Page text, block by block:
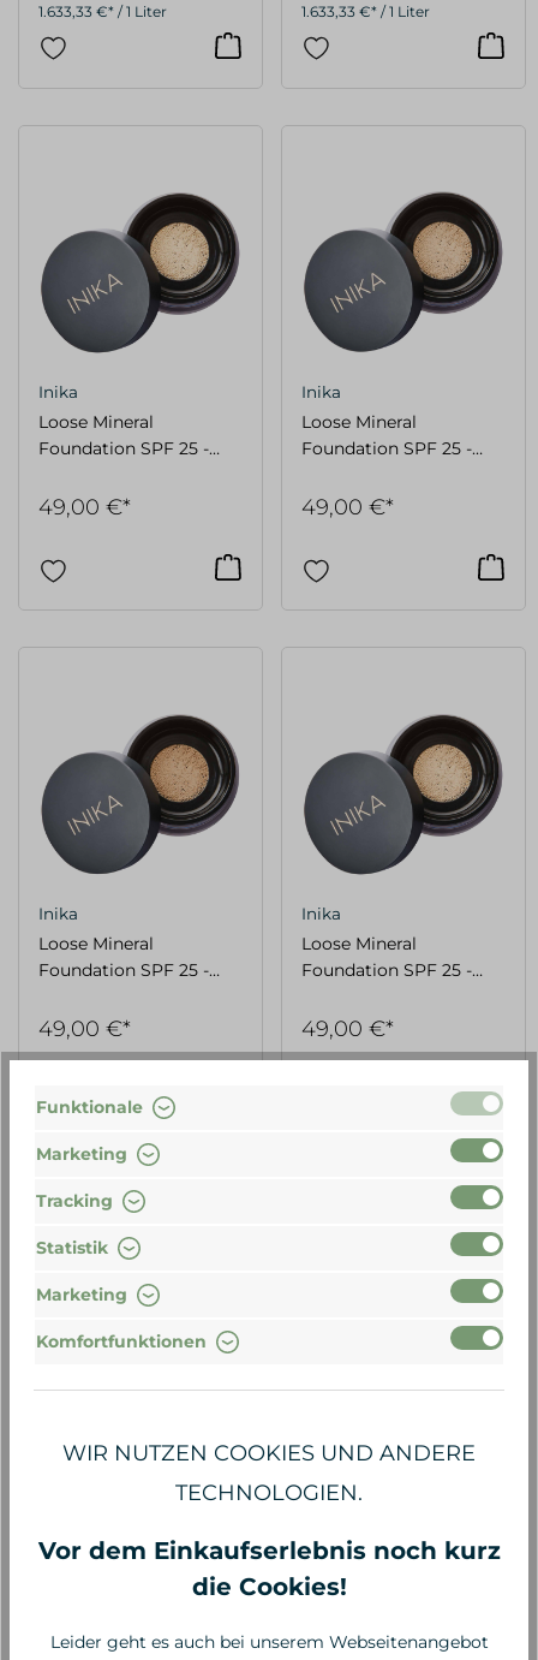
1.633,33 €* / 1 Liter 1.633,33 €* / 1 Liter
Inika
Loose Mineral
Foundation SPF 25 -
49,00 €*
Inika
Loose Mineral
Foundation SPF 25 -
49,00 €*
Inika
Loose Mineral
Foundation SPF 25 -
49,00 €*
Inika
Loose Mineral
Foundation SPF 25 -
49,00 €*
Loose Mineral
Foundation SPF 25 -
49,00 €*
Loose Mineral
Foundation SPF 25 -
49,00 €*
Funktionale
Marketing
Tracking
Statistik
Marketing
Komfortfunktionen
WIR NUTZEN COOKIES UND ANDERE
TECHNOLOGIEN.
Vor dem Einkaufserlebnis noch kurz
die Cookies!
Leider geht es auch bei unserem Webseitenangebot